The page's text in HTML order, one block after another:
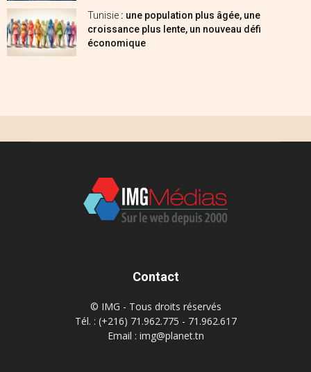
Tunisie : une population plus âgée, une
croissance plus lente, un nouveau défi
économique
Contact
© IMG - Tous droits réservés
Tél. : (+216) 71.962.775 - 71.962.617
Email : img@planet.tn